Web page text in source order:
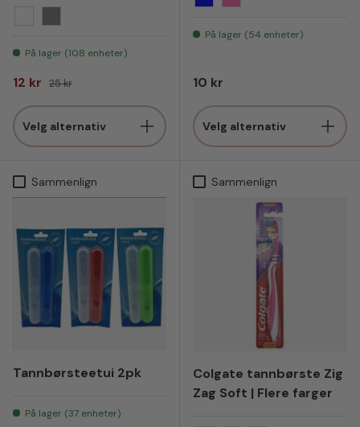
På lager (108 enheter)
Salgspris
12 kr Vanlig pris
25 kr
Velg alternativ
På lager (54 enheter)
Vanlig pris
10 kr
Velg alternativ
Sammenlign
Tannbørsteetui 2pk
På lager (37 enheter)
Sammenlign
Colgate tannbørste Zig
Zag Soft | Flere farger